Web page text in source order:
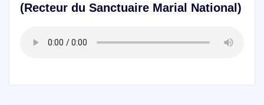
(Recteur du Sanctuaire Marial National)